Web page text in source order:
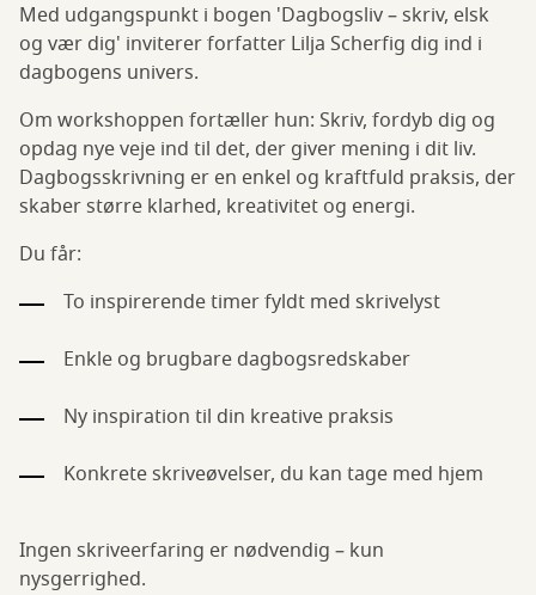
Med udgangspunkt i bogen 'Dagbogsliv – skriv, elsk
og vær dig' inviterer forfatter Lilja Scherfig dig ind i
dagbogens univers.
Om workshoppen fortæller hun: Skriv, fordyb dig og
opdag nye veje ind til det, der giver mening i dit liv.
Dagbogsskrivning er en enkel og kraftfuld praksis, der
skaber større klarhed, kreativitet og energi.
Du får:
To inspirerende timer fyldt med skrivelyst
Enkle og brugbare dagbogsredskaber
Ny inspiration til din kreative praksis
Konkrete skriveøvelser, du kan tage med hjem
Ingen skriveerfaring er nødvendig – kun
nysgerrighed.